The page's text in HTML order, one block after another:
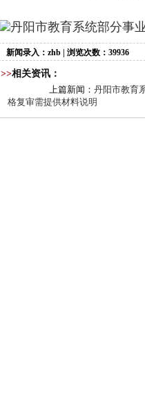
丹阳市教育系统部分事
新闻录入：zhb | 浏览次数：39936
>>相关资讯：
上篇新闻： 丹阳市教育
格复审需提供材料说明